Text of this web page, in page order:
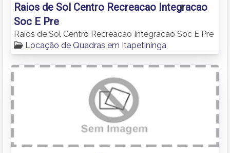
Raios de Sol Centro Recreacao Integracao
Soc E Pre
Raios de Sol Centro Recreacao Integracao Soc E Pre
Locação de Quadras em Itapetininga